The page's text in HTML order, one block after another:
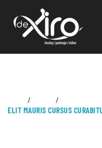
ELIT MAURIS CURSUS